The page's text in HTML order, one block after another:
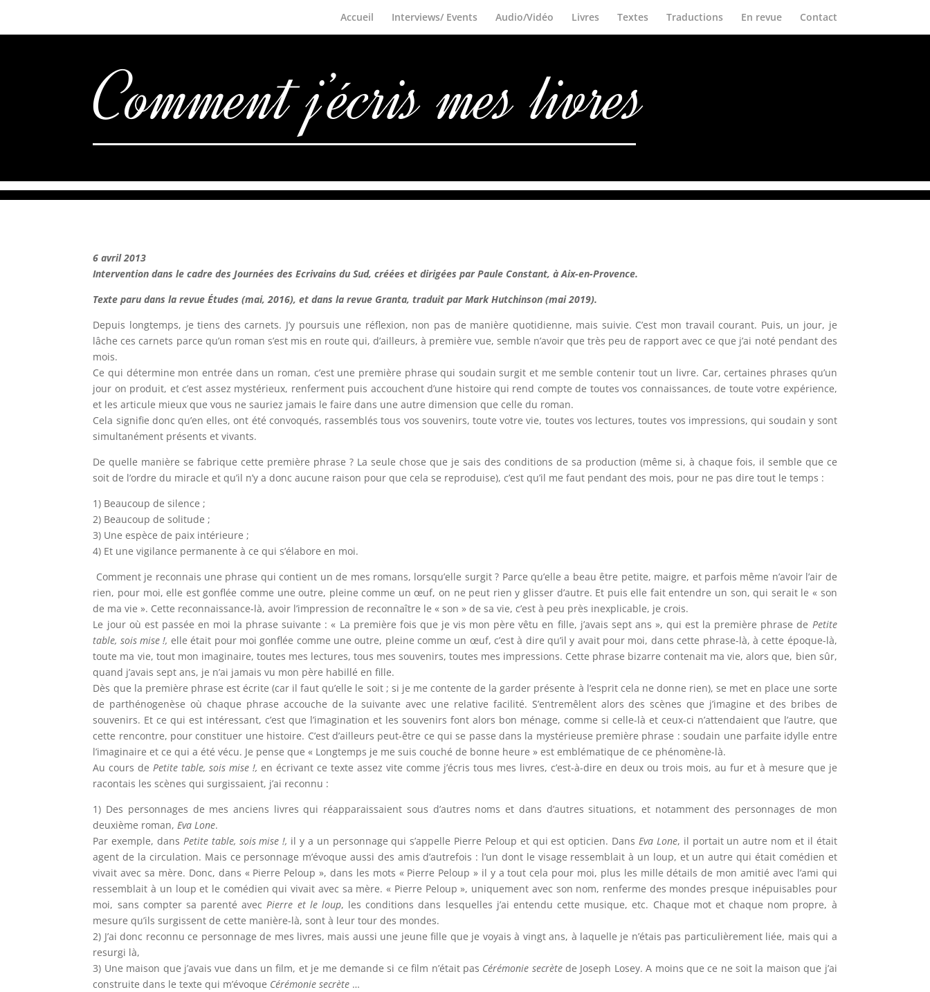
Accueil Interviews/ Events Audio/Vidéo Livres Textes Traductions En revue Contact
Comment j’écris mes livres
6 avril 2013
Intervention dans le cadre des Journées des Ecrivains du Sud,créées et dirigées par Paule Constant,à Aix-en-Provence.
Texte paru dans la revue Études (mai, 2016),et dans la revue Granta, traduit par Mark Hutchinson (mai 2019).
Depuis longtemps, je tiens des carnets. J’y poursuis une réflexion, non pas de manière quotidienne, mais suivie. C’est mon travail courant. Puis, un jour, je
lâche ces carnets parce qu’un roman s’est mis en route qui, d’ailleurs, à première vue, semble n’avoir que très peu de rapport avec ce que j’ai noté pendant des
mois.
Ce qui détermine mon entrée dans un roman, c’est une première phrase qui soudain surgit et me semble contenir tout un livre. Car, certaines phrases qu’un
jour on produit, et c’est assez mystérieux, renferment puis accouchent d’une histoire qui rend compte de toutes vos connaissances, de toute votre expérience,
et les articule mieux que vous ne sauriez jamais le faire dans une autre dimension que celle du roman.
Cela signifie donc qu’en elles, ont été convoqués, rassemblés tous vos souvenirs, toute votre vie, toutes vos lectures, toutes vos impressions, qui soudain y sont
simultanément présents et vivants.
De quelle manière se fabrique cette première phrase ? La seule chose que je sais des conditions de sa production (même si, à chaque fois, il semble que ce
soit de l’ordre du miracle et qu’il n’y a donc aucune raison pour que cela se reproduise), c’est qu’il me faut pendant des mois, pour ne pas dire tout le temps :
1) Beaucoup de silence ;
2) Beaucoup de solitude ;
3) Une espèce de paix intérieure ;
4) Et une vigilance permanente à ce qui s’élabore en moi.
Comment je reconnais une phrase qui contient un de mes romans, lorsqu’elle surgit ? Parce qu’elle a beau être petite, maigre, et parfois même n’avoir l’air de
rien, pour moi, elle est gonflée comme une outre, pleine comme un œuf, on ne peut rien y glisser d’autre. Et puis elle fait entendre un son, qui serait le « son
de ma vie ». Cette reconnaissance-là, avoir l’impression de reconnaître le « son » de sa vie, c’est à peu près inexplicable, je crois.
Le jour où est passée en moi la phrase suivante : « La première fois que je vis mon père vêtu en fille, j’avais sept ans », qui est la première phrase de Petite
table, sois mise !, elle était pour moi gonflée comme une outre, pleine comme un œuf, c’est à dire qu’il y avait pour moi, dans cette phrase-là, à cette époque-là,
toute ma vie, tout mon imaginaire, toutes mes lectures, tous mes souvenirs, toutes mes impressions. Cette phrase bizarre contenait ma vie, alors que, bien sûr,
quand j’avais sept ans, je n’ai jamais vu mon père habillé en fille.
Dès que la première phrase est écrite (car il faut qu’elle le soit ; si je me contente de la garder présente à l’esprit cela ne donne rien), se met en place une sorte
de parthénogenèse où chaque phrase accouche de la suivante avec une relative facilité. S’entremêlent alors des scènes que j’imagine et des bribes de
souvenirs. Et ce qui est intéressant, c’est que l’imagination et les souvenirs font alors bon ménage, comme si celle-là et ceux-ci n’attendaient que l’autre, que
cette rencontre, pour constituer une histoire. C’est d’ailleurs peut-être ce qui se passe dans la mystérieuse première phrase : soudain une parfaite idylle entre
l’imaginaire et ce qui a été vécu. Je pense que « Longtemps je me suis couché de bonne heure » est emblématique de ce phénomène-là.
Au cours de Petite table, sois mise !, en écrivant ce texte assez vite comme j’écris tous mes livres, c’est-à-dire en deux ou trois mois, au fur et à mesure que je
racontais les scènes qui surgissaient, j’ai reconnu :
1) Des personnages de mes anciens livres qui réapparaissaient sous d’autres noms et dans d’autres situations, et notamment des personnages de mon
deuxième roman, Eva Lone.
Par exemple, dans Petite table, sois mise !, il y a un personnage qui s’appelle Pierre Peloup et qui est opticien. Dans Eva Lone, il portait un autre nom et il était
agent de la circulation. Mais ce personnage m’évoque aussi des amis d’autrefois : l’un dont le visage ressemblait à un loup, et un autre qui était comédien et
vivait avec sa mère. Donc, dans « Pierre Peloup », dans les mots « Pierre Peloup » il y a tout cela pour moi, plus les mille détails de mon amitié avec l’ami qui
ressemblait à un loup et le comédien qui vivait avec sa mère. « Pierre Peloup », uniquement avec son nom, renferme des mondes presque inépuisables pour
moi, sans compter sa parenté avec Pierre et le loup, les conditions dans lesquelles j’ai entendu cette musique, etc. Chaque mot et chaque nom propre, à
mesure qu’ils surgissent de cette manière-là, sont à leur tour des mondes.
2) J’ai donc reconnu ce personnage de mes livres, mais aussi une jeune fille que je voyais à vingt ans, à laquelle je n’étais pas particulièrement liée, mais qui a
resurgi là,
3) Une maison que j’avais vue dans un film, et je me demande si ce film n’était pas Cérémonie secrètede Joseph Losey. A moins que ce ne soit la maison que j’ai
construite dans le texte qui m’évoque Cérémonie secrète …